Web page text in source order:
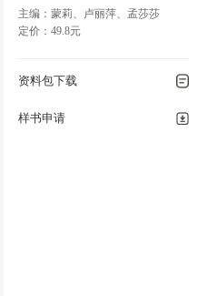
主编：蒙莉、卢丽萍、孟莎莎
定价：49.8元
资料包下载
样书申请